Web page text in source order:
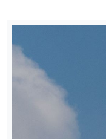
مرور قذيفة
مأهول في بلدة
(فيديو)
بشأن مضيق